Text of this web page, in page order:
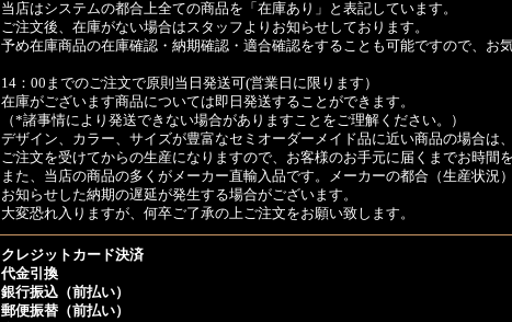
当店はシステムの都合上全ての商品を「在庫あり」と表記しています。
ご注文後、在庫がない場合はスタッフよりお知らせしております。
予め在庫商品の在庫確認・納期確認・適合確認をすることも可能ですので、お
14：00までのご注文で原則当日発送可(営業日に限ります）
在庫がございます商品については即日発送することができます。
（*諸事情により発送できない場合がありますことをご理解ください。）
デザイン、カラー、サイズが豊富なセミオーダーメイド品に近い商品の場合は、
ご注文を受けてからの生産になりますので、お客様のお手元に届くまでお時間
また、当店の商品の多くがメーカー直輸入品です。メーカーの都合（生産状況
お知らせした納期の遅延が発生する場合がございます。
大変恐れ入りますが、何卒ご了承の上ご注文をお願い致します。
クレジットカード決済
代金引換
銀行振込（前払い）
郵便振替（前払い）